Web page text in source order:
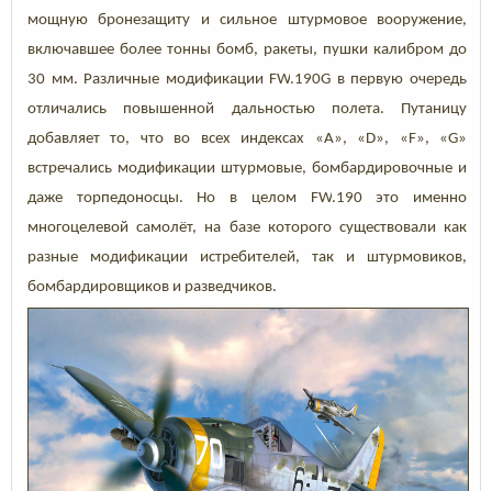
мощную бронезащиту и сильное штурмовое вооружение,
включавшее более тонны бомб, ракеты, пушки калибром до
30 мм. Различные модификации FW.190G в первую очередь
отличались повышенной дальностью полета. Путаницу
добавляет то, что во всех индексах «A», «D», «F», «G»
встречались модификации штурмовые, бомбардировочные и
даже торпедоносцы. Но в целом
FW.190это именно
многоцелевой самолёт, на базе которого существовали как
разные модификации истребителей, так и штурмовиков,
бомбардировщиков и разведчиков.